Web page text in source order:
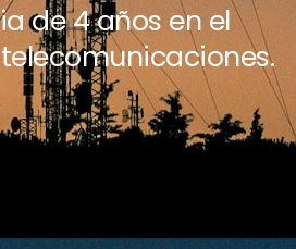
de 4 años en el